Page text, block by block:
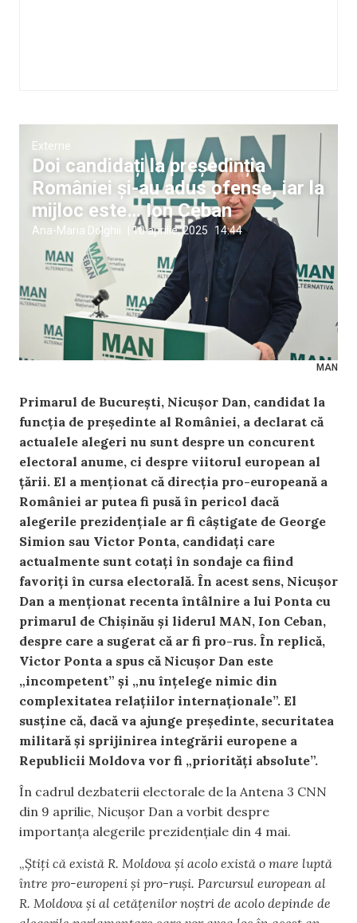
MAN
Externe
Doi candidați la președinția
României și-au adus ofense, iar la
mijloc este… Ion Ceban
Ana-Maria Dolghii 10 aprilie, 2025 14:44
Primarul de București, Nicușor Dan, candidat la
funcția de președinte al României, a declarat că
actualele alegeri nu sunt despre un concurent
electoral anume, ci despre viitorul european al
țării. El a menționat că direcția pro-europeană a
României ar putea fi pusă în pericol dacă
alegerile prezidențiale ar fi câștigate de George
Simion sau Victor Ponta, candidați care
actualmente sunt cotați în sondaje ca fiind
favoriți în cursa electorală. În acest sens, Nicușor
Dan a menționat recenta întâlnire a lui Ponta cu
primarul de Chișinău și liderul MAN, Ion Ceban,
despre care a sugerat că ar fi pro-rus. În replică,
Victor Ponta a spus că Nicușor Dan este
„incompetent” și „nu înțelege nimic din
complexitatea relațiilor internaționale”. El
susține că, dacă va ajunge președinte, securitatea
militară și sprijinirea integrării europene a
Republicii Moldova vor fi „priorități absolute”.
În cadrul dezbaterii electorale de la Antena 3 CNN
din 9 aprilie, Nicușor Dan a vorbit despre
importanța alegerile prezidențiale din 4 mai.
„Știți că există R. Moldova și acolo există o mare luptă
între pro-europeni și pro-ruși. Parcursul european al
R. Moldova și al cetățenilor noștri de acolo depinde de